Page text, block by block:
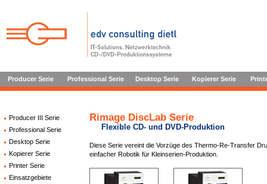
Producer Serie Professional Serie Desktop Serie Kopierer Serie
Producer III Serie
Professional Serie
Desktop Serie
Kopierer Serie
Printer Serie
Einsatzgebiete
Rimage DiscLab Serie
Flexible CD- und DVD-Produktion
Diese Serie vereint die Vorzüge des Thermo-Re-Transfer
einfacher Robotik für Kleinserien-Produktion.